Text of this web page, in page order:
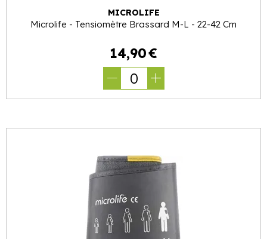
MICROLIFE
Microlife - Tensiomètre Brassard M-L - 22-42 Cm
14,90€
0